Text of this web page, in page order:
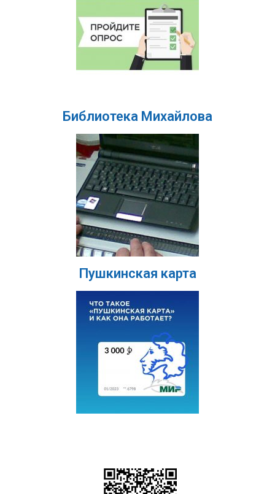
Библиотека Михайлова
Пушкинская карта